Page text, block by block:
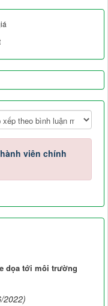
viên chính
dọa tới môi trường
2022)